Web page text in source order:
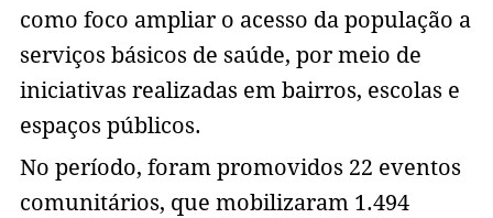
como foco ampliar o acesso da população a
serviços básicos de saúde, por meio de
iniciativas realizadas em bairros, escolas e
espaços públicos.
No período, foram promovidos 22 eventos
comunitários, que mobilizaram 1.494